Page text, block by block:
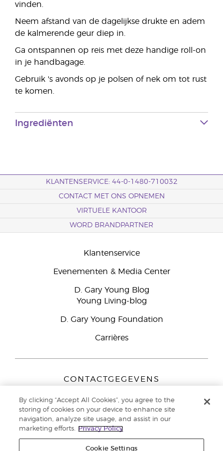
vinden.
Neem afstand van de dagelijkse drukte en adem
de kalmerende geur diep in.
Ga ontspannen op reis met deze handige roll-on
in je handbagage.
Gebruik 's avonds op je polsen of nek om tot rust
te komen.
Ingrediënten
KLANTENSERVICE: 44-0-1480-710032
CONTACT MET ONS OPNEMEN
VIRTUELE KANTOOR
WORD BRANDPARTNER
Klantenservice
Evenementen & Media Center
D. Gary Young Blog
Young Living-blog
D. Gary Young Foundation
Carrières
CONTACTGEGEVENS
Peizerweg 97
9727 AJ Groningen
Nederland
Klantenservice:44-0-1480-710032
By clicking “Accept All Cookies”, you agree to the
storing of cookies on your device to enhance site
navigation, analyze site usage, and assist in our
marketing efforts.
Privacy Policy
Cookie Settings